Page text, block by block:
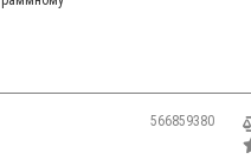
566859380